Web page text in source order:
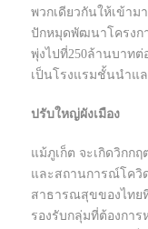
พวกเดียวกันให้เข้าม
ปักหมุดพัฒนาโครงก
พุ่งไปที่250ล้านบาท
เป็นโรงแรมชั้นนำแ
ปรับใหญ่ผังเมือง
แม้ภูเก็ต จะเกิดวิกก
และสถานการณ์โควิ
สาธารณสุขของไทย
รองรับกลุ่มที่ต้องกา